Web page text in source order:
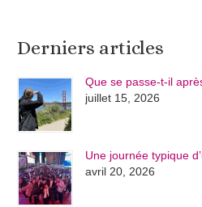
Derniers articles
Que se passe-t-il
juillet 15, 2026
Une journée typique
avril 20, 2026